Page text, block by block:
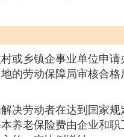
或乡镇企事业单位申
的劳动保障局审核合
决劳动者在达到国家
养老保险费由企业和